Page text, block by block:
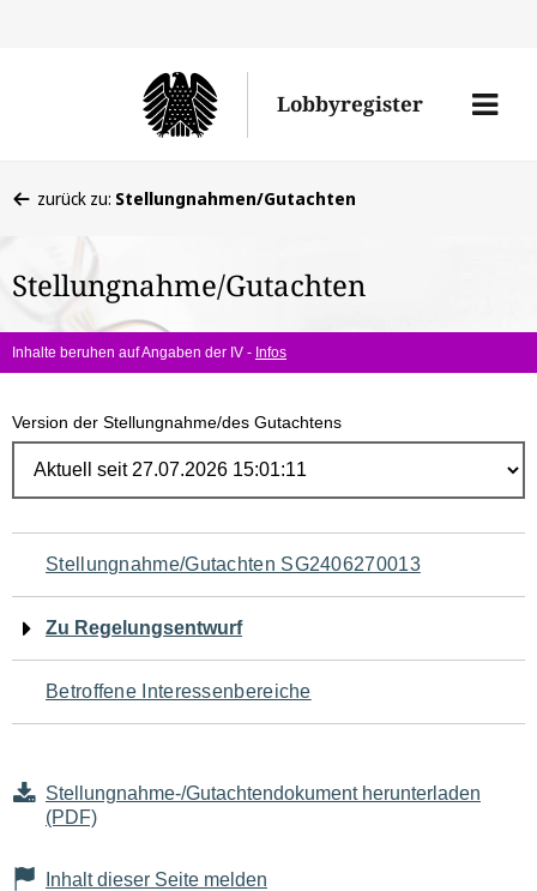
Lobbyregister
Menü
befinden
hier:
zurück zu: Stellungnahmen/Gutachten
Stellungnahme/Gutachten
Inhalte beruhen auf Angaben der IV - Infos
Version der Stellungnahme/des Gutachtens
Navigation
für
den
Seiteninhalt
Stellungnahme/Gutachten SG2406270013
Zu Regelungsentwurf
Betroffene Interessenbereiche
Stellungnahme-/Gutachtendokument herunterladen
(PDF)
Inhalt dieser Seite melden